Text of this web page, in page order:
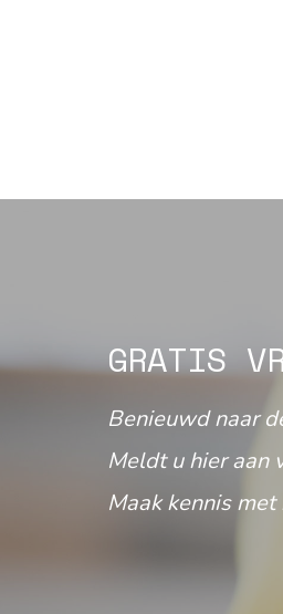
GRATIS
Benieuwd naar
Meldt u hier aan
Maak kennis